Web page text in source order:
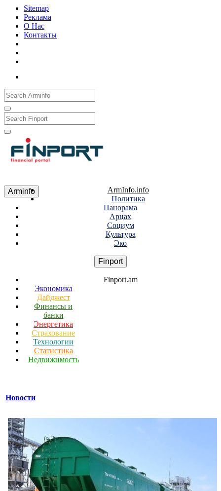
Sitemap
Реклама
О Нас
Контакты
Arminfo
ArmInfo.info
Политика
Панорама
Арцах
Социум
Культура
Эко
Finport
Finport.am
Экономика
Дайджест
Финансы и
банки
Энергетика
Страхование
Технологии
Статистика
Недвижимость
Новости